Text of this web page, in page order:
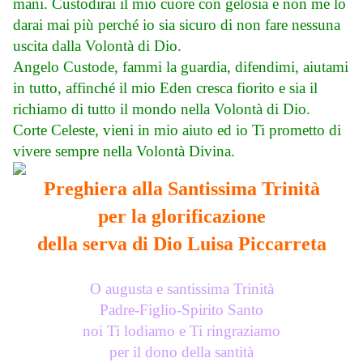
mani. Custodirai il mio cuore con gelosia e non me lo
darai mai più perché io sia sicuro di non fare nessuna
uscita dalla Volontà di Dio.
Angelo Custode, fammi la guardia, difendimi, aiutami
in tutto, affinché il mio Eden cresca fiorito e sia il
richiamo di tutto il mondo nella Volontà di Dio.
Corte Celeste, vieni in mio aiuto ed io Ti prometto di
vivere sempre nella Volontà Divina.
Preghiera alla Santissima Trinità
per la glorificazione
della serva di Dio Luisa Piccarreta
O augusta e santissima Trinità
Padre-Figlio-Spirito Santo
noi Ti lodiamo e Ti ringraziamo
per il dono della santità